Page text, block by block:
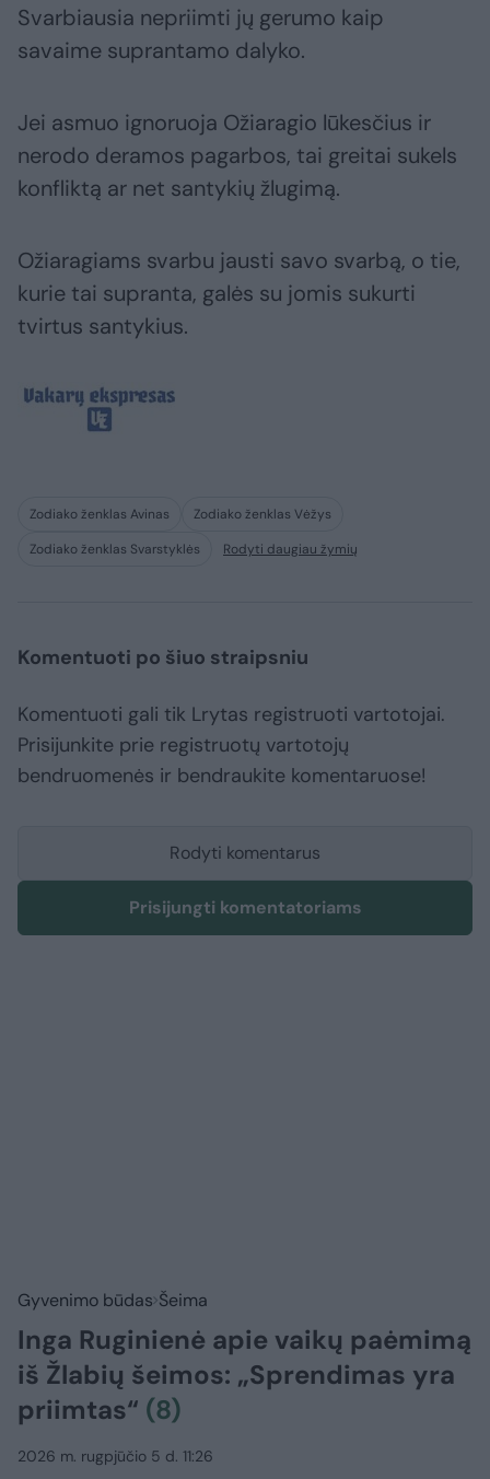
Svarbiausia nepriimti jų gerumo kaip
savaime suprantamo dalyko.
Jei asmuo ignoruoja Ožiaragio lūkesčius ir
nerodo deramos pagarbos, tai greitai sukels
konfliktą ar net santykių žlugimą.
Ožiaragiams svarbu jausti savo svarbą, o tie,
kurie tai supranta, galės su jomis sukurti
tvirtus santykius.
Zodiako ženklas Avinas
Zodiako ženklas Vėžys
Zodiako ženklas Svarstyklės
Rodyti daugiau žymių
Komentuoti po šiuo straipsniu
Komentuoti gali tik Lrytas registruoti vartotojai.
Prisijunkite prie registruotų vartotojų
bendruomenės ir bendraukite komentaruose!
Rodyti komentarus
Prisijungti komentatoriams
Gyvenimo būdas Šeima
Inga Ruginienė apie vaikų paėmimą
iš Žlabių šeimos: „Sprendimas yra
priimtas“ (8)
2026 m. rugpjūčio 5 d. 11:26